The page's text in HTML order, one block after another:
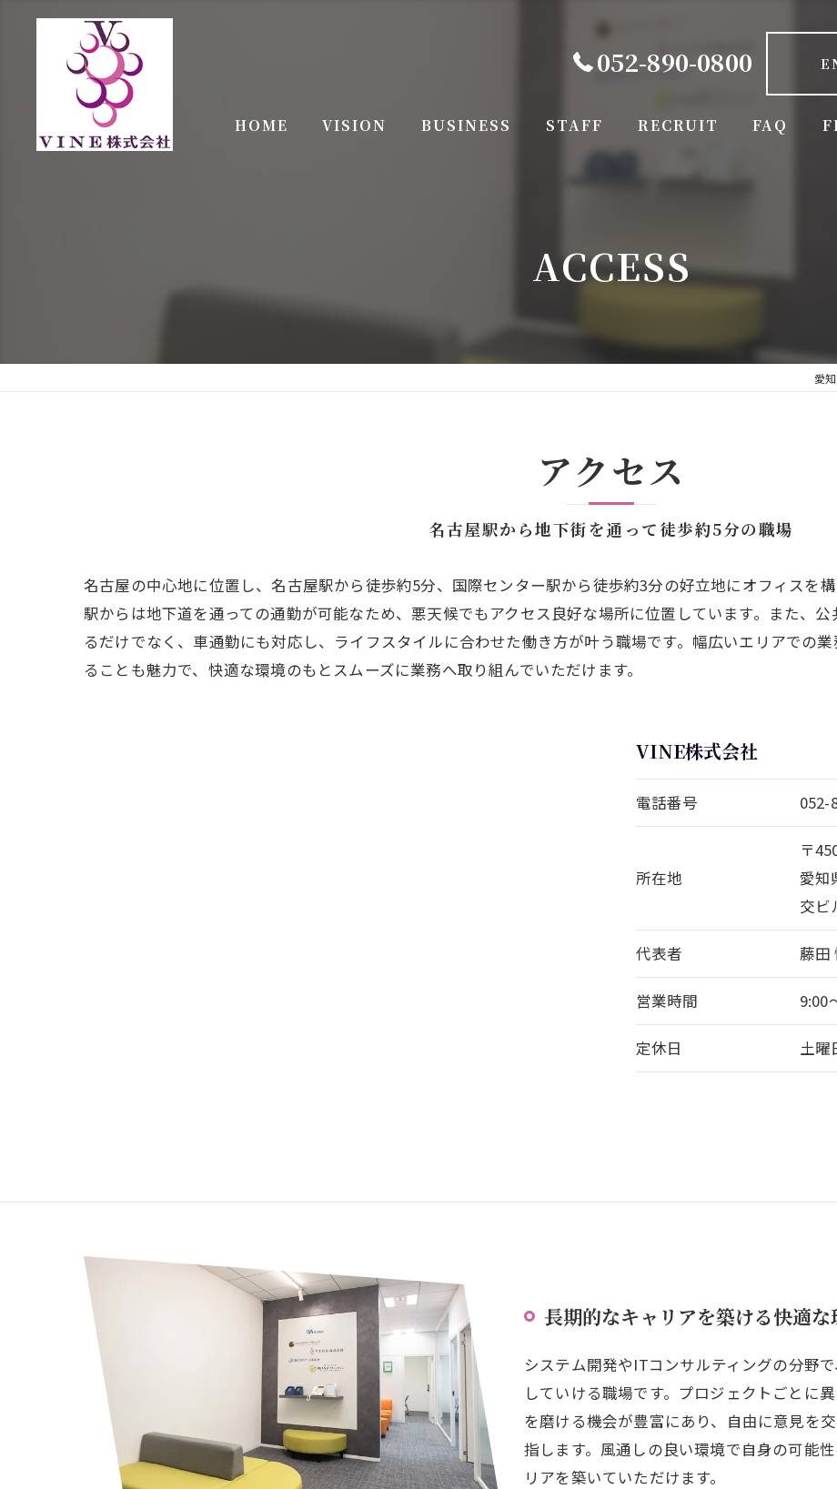
052-890-0800
HOME VISION BUSINESS STAFF RECRUIT FAQ
ACCESS
愛
名古屋駅から地下街を通って徒歩約5分の職場
アクセス
名古屋の中心地に位置し、名古屋駅から徒歩約5分、国際センター駅から徒歩約3分の好立地にオフィスを
駅からは地下道を通っての通勤が可能なため、悪天候でもアクセス良好な場所に位置しています。また、
るだけでなく、車通勤にも対応し、ライフスタイルに合わせた働き方が叶う職場です。幅広いエリアでの
ることも魅力で、快適な環境のもとスムーズに業務へ取り組んでいただけます。
VINE株式会社
電話番号 052-
所在地
〒
愛知
交ビ
代表者 藤田
営業時間 9:00
定休日 土曜
長期的なキャリアを築ける快適な
システム開発やITコンサルティングの分野
していける職場です。プロジェクトごとに
を磨ける機会が豊富にあり、自由に意見を
指します。風通しの良い環境で自身の可能
リアを築いていただけます。